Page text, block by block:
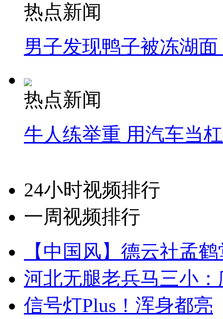
热点新闻
男子发现鸭子被冻湖
热点新闻
牛人练举重 用汽车当
24小时视频排行
一周视频排行
【中国风】德云社孟
河北无腿老兵马三小
信号灯Plus！浑身都亮